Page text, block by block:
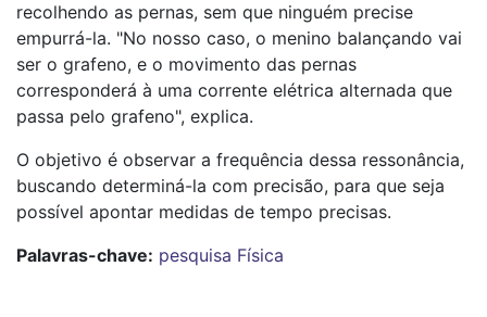
recolhendo as pernas, sem que ninguém precise
empurrá-la. "No nosso caso, o menino balançando vai
ser o grafeno, e o movimento das pernas
corresponderá à uma corrente elétrica alternada que
passa pelo grafeno", explica.
O objetivo é observar a frequência dessa ressonância,
buscando determiná-la com precisão, para que seja
possível apontar medidas de tempo precisas.
Palavras-chave: pesquisa Física